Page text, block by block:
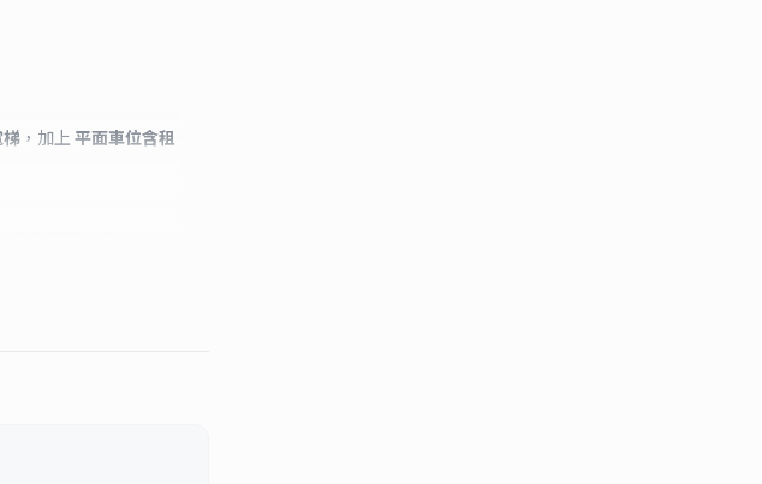
梯 ，加上 平面車位含租